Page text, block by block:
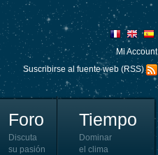
Mi Account
Suscribirse al fuente web (RSS)
Foro
Discuta
su pasión
Tiempo
Dominar
el clima